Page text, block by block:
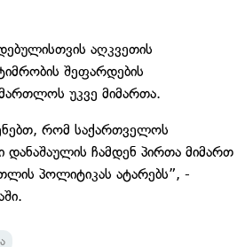
აღკვეთის
შეფარდების
უკვე მიმართა.
რომ საქართველოს
დანაშაულის ჩამდენ პირთა მიმართ
პოლიტიკას ატარებს”, -